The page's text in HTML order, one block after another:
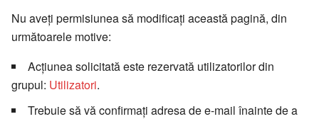
Nu aveți permisiunea să modificați această pagină, din
următoarele motive:
Acțiunea solicitată este rezervată utilizatorilor din
grupul: Utilizatori.
Trebuie să vă confirmați adresa de e-mail înainte de a